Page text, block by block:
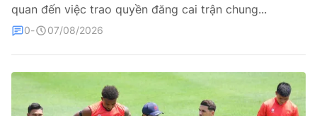
Tổng Biên tập:Vũ Thanh Thủy
Phó Tổng Biên tập:Nguyễn Thị Mỹ Hạnh, Phạm Quốc Thắng,
Ðiện thoại Thời báo VTV:024.66 897 897
Liên hệ quảng cáo:0966 196 377
quan đến việc trao quyền đăng cai trận chung...
0 07/08/2026